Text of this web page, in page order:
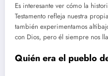
Es interesante ver cómo la
Testamento refleja nuestra
también experimentamos
con Dios, pero él siempre nos
Quién era el pueblo